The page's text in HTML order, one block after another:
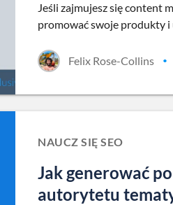
Jeśli zajmujesz się content
promować swoje produkty i
Felix Rose-Collins •
NAUCZ SIĘ SEO
Jak generować
autorytetu